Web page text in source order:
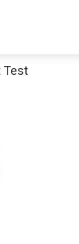
Test